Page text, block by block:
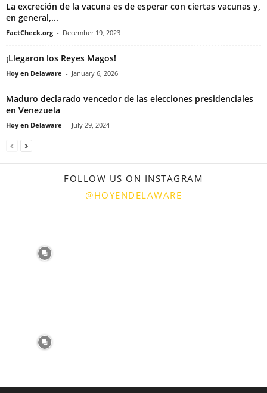
La excreción de la vacuna es de esperar con ciertas vacunas y,
en general,...
FactCheck.org - December 19, 2023
¡Llegaron los Reyes Magos!
Hoy en Delaware - January 6, 2026
Maduro declarado vencedor de las elecciones presidenciales
en Venezuela
Hoy en Delaware - July 29, 2024
FOLLOW US ON INSTAGRAM
@HOYENDELAWARE